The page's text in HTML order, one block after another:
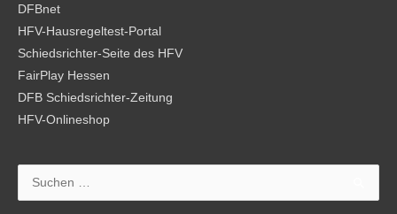
DFBnet
HFV-Hausregeltest-Portal
Schiedsrichter-Seite des HFV
FairPlay Hessen
DFB Schiedsrichter-Zeitung
HFV-Onlineshop
Suchen